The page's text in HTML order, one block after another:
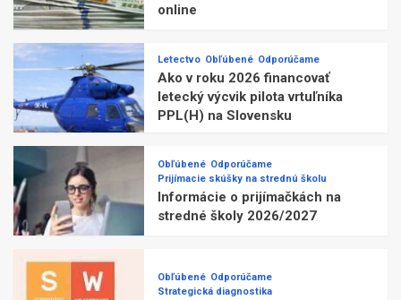
online
Letectvo Obľúbené Odporúčame
Ako v roku 2026 financovať
letecký výcvik pilota vrtuľníka
PPL(H) na Slovensku
Obľúbené Odporúčame
Prijímacie skúšky na strednú školu
Informácie o prijímačkách na
stredné školy 2026/2027
Obľúbené Odporúčame
Strategická diagnostika